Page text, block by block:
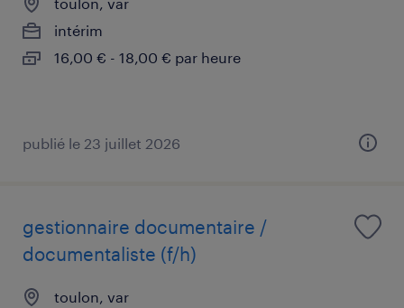
intérim
16,00 € - 18,00 € par heure
publié le 23 juillet 2026
gestionnaire documentaire /
documentaliste (f/h)
toulon, var